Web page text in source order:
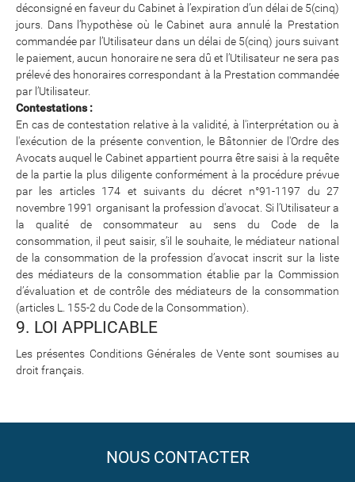
déconsigné en faveur du Cabinet à l’expiration d’un délai de 5(cinq)
jours. Dans l’hypothèse où le Cabinet aura annulé la Prestation
commandée par l’Utilisateur dans un délai de 5(cinq) jours suivant
le paiement, aucun honoraire ne sera dû et l’Utilisateur ne sera pas
prélevé des honoraires correspondant à la Prestation commandée
par l’Utilisateur.
Contestations :
En cas de contestation relative à la validité, à l'interprétation ou à
l'exécution de la présente convention, le Bâtonnier de l'Ordre des
Avocats auquel le Cabinet appartient pourra être saisi à la requête
de la partie la plus diligente conformément à la procédure prévue
par les articles 174 et suivants du décret n°91-1197 du 27
novembre 1991 organisant la profession d'avocat. Si l’Utilisateur a
la qualité de consommateur au sens du Code de la
consommation, il peut saisir, s’il le souhaite, le médiateur national
de la consommation de la profession d’avocat inscrit sur la liste
des médiateurs de la consommation établie par la Commission
d’évaluation et de contrôle des médiateurs de la consommation
(articles L. 155-2 du Code de la Consommation).
9. LOI APPLICABLE
Les présentes Conditions Générales de Vente sont soumises au
droit français.
NOUS CONTACTER